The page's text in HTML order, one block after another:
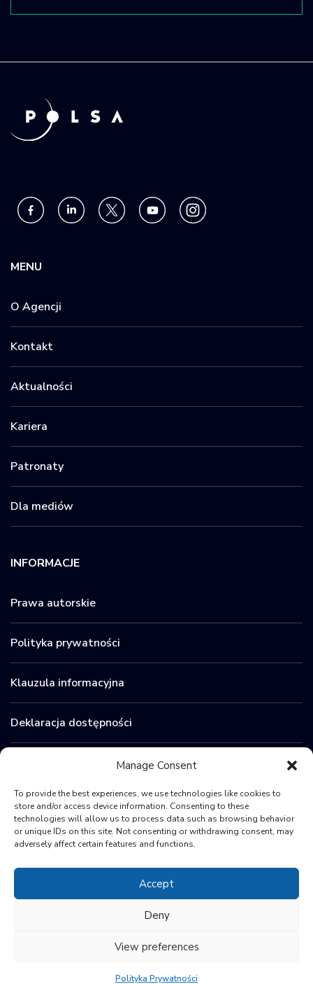
Manage Consent
To provide the best experiences, we use technologies like cookies to
store and/or access device information. Consenting to these
technologies will allow us to process data such as browsing behavior
or unique IDs on this site. Not consenting or withdrawing consent, may
adversely affect certain features and functions.
Accept
Deny
View preferences
Polityka Prywatności
MENU
O Agencji
Kontakt
Aktualności
Kariera
Patronaty
Dla mediów
INFORMACJE
Prawa autorskie
Polityka prywatności
Klauzula informacyjna
Deklaracja dostępności
Zamówienia publiczne
BIP
Sygnaliści
© 2024 Polish Space Agency